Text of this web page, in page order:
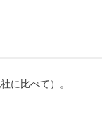
に比べて）。